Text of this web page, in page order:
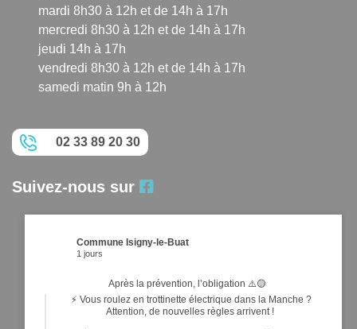
mardi 8h30 à 12h et de 14h à 17h
mercredi 8h30 à 12h et de 14h à 17h
jeudi 14h à 17h
vendredi 8h30 à 12h et de 14h à 17h
samedi matin 9h à 12h
02 33 89 20 30
Suivez-nous sur
Commune Isigny-le-Buat
1 jours
Après la prévention, l’obligation ⚠️🟡
⚡ Vous roulez en trottinette électrique dans la Manche ?
Attention, de nouvelles règles arrivent !